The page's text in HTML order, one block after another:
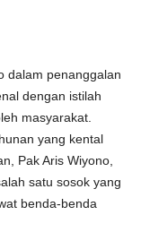
dalam penanggalan
dengan istilah
masyarakat.
yang kental
Pak Aris Wiyono,
satu sosok yang
benda-benda